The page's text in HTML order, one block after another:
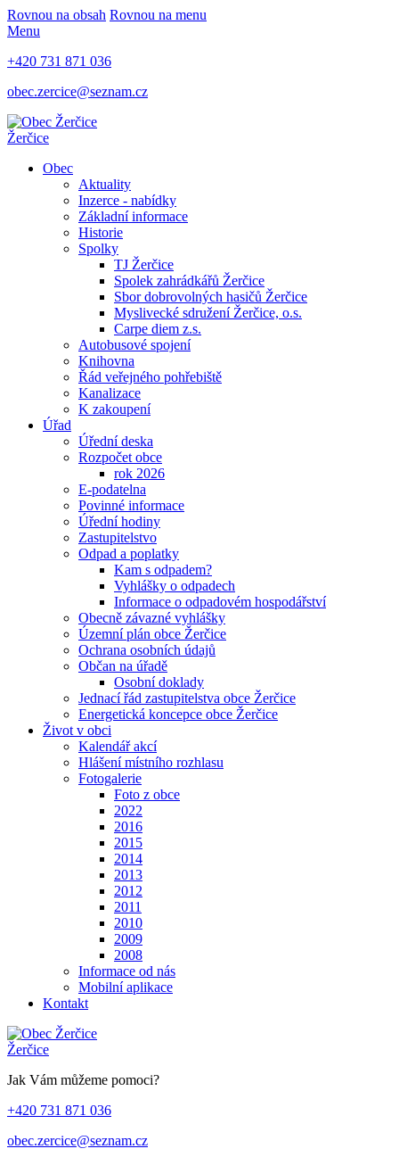
Rovnou na obsah Rovnou na menu
Menu
+420 731 871 036
obec.zercice@seznam.cz
Žerčice
Obec
Aktuality
Inzerce - nabídky
Základní informace
Historie
Spolky
TJ Žerčice
Spolek zahrádkářů Žerčice
Sbor dobrovolných hasičů Žerčice
Myslivecké sdružení Žerčice, o.s.
Carpe diem z.s.
Autobusové spojení
Knihovna
Řád veřejného pohřebiště
Kanalizace
K zakoupení
Úřad
Úřední deska
Rozpočet obce
rok 2026
E-podatelna
Povinné informace
Úřední hodiny
Zastupitelstvo
Odpad a poplatky
Kam s odpadem?
Vyhlášky o odpadech
Informace o odpadovém hospodářství
Obecně závazné vyhlášky
Územní plán obce Žerčice
Ochrana osobních údajů
Občan na úřadě
Osobní doklady
Jednací řád zastupitelstva obce Žerčice
Energetická koncepce obce Žerčice
Život v obci
Kalendář akcí
Hlášení místního rozhlasu
Fotogalerie
Foto z obce
2022
2016
2015
2014
2013
2012
2011
2010
2009
2008
Informace od nás
Mobilní aplikace
Kontakt
Žerčice
Jak Vám můžeme pomoci?
+420 731 871 036
obec.zercice@seznam.cz